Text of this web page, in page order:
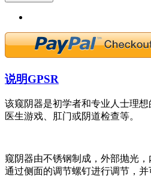
说明GPSR
该窥阴器是初学者和专业人士理
医生游戏、肛门或阴道检查等。
窥阴器由不锈钢制成，外部抛光
通过侧面的调节螺钉进行调节，并